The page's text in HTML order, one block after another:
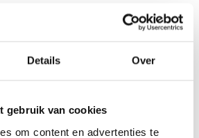
Details Over
gebruik van cookies
om content en advertenties te
mooier en chiquer, waardoor u
u geen professioneel onderhoud
steeds op zoek bent naar een
is Buitenkeukendeal zeker en vast